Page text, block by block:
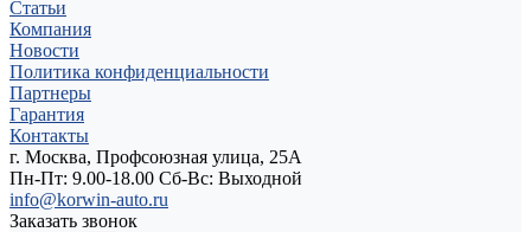
Статьи
Компания
Новости
Политика конфиденциальности
Партнеры
Гарантия
Контакты
г. Москва, Профсоюзная улица, 25А
Пн-Пт: 9.00-18.00 Cб-Вс: Выходной
info@korwin-auto.ru
Заказать звонок